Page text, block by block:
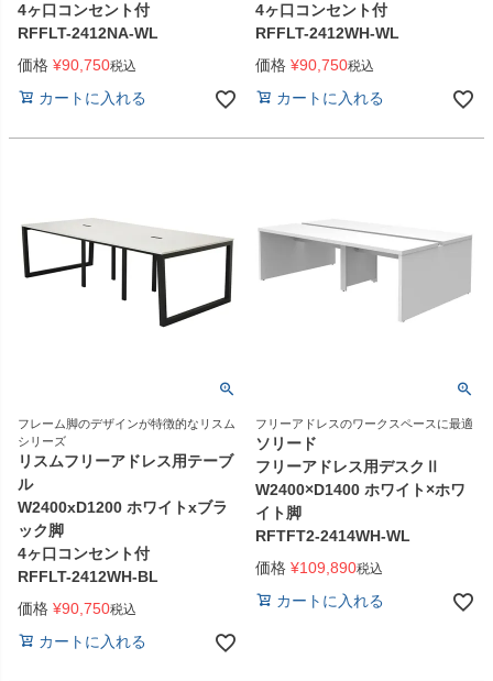
4ヶ口コンセント付
RFFLT-2412NA-WL
価格 ¥90,750税込
カートに入れる
4ヶ口コンセント付
RFFLT-2412WH-WL
価格 ¥90,750税込
カートに入れる
フレーム脚のデザインが特徴的なリスム
シリーズ
リスムフリーアドレス用テーブ
ル
W2400xD1200 ホワイトxブラ
ック脚
4ヶ口コンセント付
RFFLT-2412WH-BL
価格 ¥90,750税込
カートに入れる
フリーアドレスのワークスペースに最適
ソリード
フリーアドレス用デスクⅡ
W2400×D1400 ホワイト×ホワ
イト脚
RFTFT2-2414WH-WL
価格 ¥109,890税込
カートに入れる